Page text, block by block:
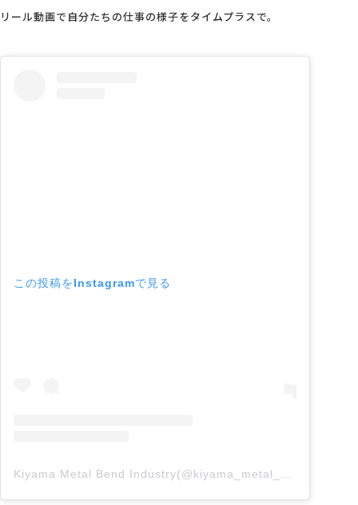
リール動画で自分たちの仕事の様子をタイムプラスで。
この投稿をInstagramで見る